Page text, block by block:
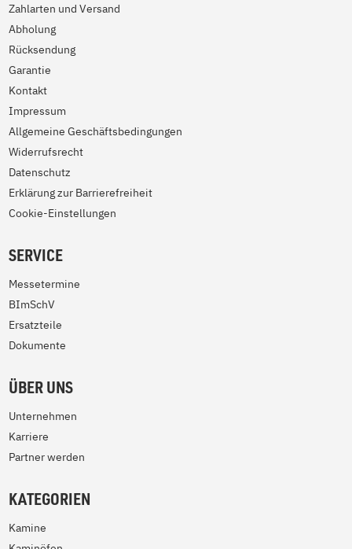
Zahlarten und Versand
Abholung
Rücksendung
Garantie
Kontakt
Impressum
Allgemeine Geschäftsbedingungen
Widerrufsrecht
Datenschutz
Erklärung zur Barrierefreiheit
Cookie-Einstellungen
SERVICE
Messetermine
BImSchV
Ersatzteile
Dokumente
ÜBER UNS
Unternehmen
Karriere
Partner werden
KATEGORIEN
Kamine